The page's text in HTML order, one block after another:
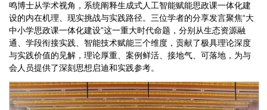
鸣博士从学术视角，系统阐释生成式人工智能赋能思政课一体化建
设的内在机理、现实挑战与实践路径。三位学者的分享发言聚焦“大
中小学思政课一体化建设”这一重大时代命题，分别从生态资源融
通、学段衔接实践、智能技术赋能三个维度，贡献了极具理论深度
与实践价值的见解，理论厚重、案例鲜活、接地气、可落地，为与
会人员提供了深刻思想启迪和实践参考。